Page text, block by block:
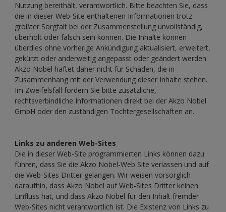
Nutzung bereithält, verantwortlich. Bitte beachten Sie, dass
die in dieser Web-Site enthaltenen Informationen trotz
größter Sorgfalt bei der Zusammenstellung unvollständig,
überholt oder falsch sein können. Die Inhalte können
überdies ohne vorherige Ankündigung aktualisiert, erweitert,
gekürzt oder anderweitig angepasst oder geändert werden.
Akzo Nobel haftet daher nicht für Schäden, die in
Zusammenhang mit der Verwendung dieser Inhalte stehen.
Im Zweifelsfall fordern Sie bitte zusätzliche,
rechtsverbindliche Informationen direkt bei der Akzo Nobel
GmbH oder den zuständigen Tochtergesellschaften an.
Links zu anderen Web-Sites
Die in dieser Web-Site programmierten Links können dazu
führen, dass Sie die Akzo Nobel-Web Site verlassen und auf
die Web-Sites Dritter gelangen. Wir weisen vorsorglich
daraufhin, dass Akzo Nobel auf Web-Sites Dritter keinen
Einfluss hat, und dass Akzo Nobel für den Inhalt fremder
Web-Sites nicht verantwortlich ist. Die Existenz von Links zu